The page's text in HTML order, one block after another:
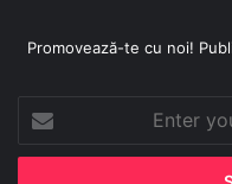
Promovează-te cu noi!
your
Email